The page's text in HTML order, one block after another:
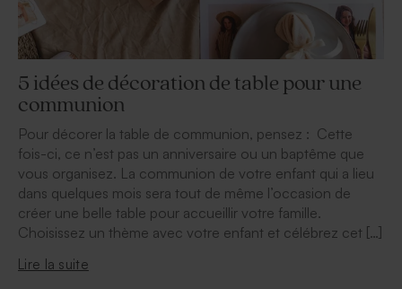
5 idées de décoration de table pour une
communion
Pour décorer la table de communion, pensez : Cette
fois-ci, ce n’est pas un anniversaire ou un baptême que
vous organisez. La communion de votre enfant qui a lieu
dans quelques mois sera tout de même l’occasion de
créer une belle table pour accueillir votre famille.
Choisissez un thème avec votre enfant et célébrez cet […]
Lire la suite